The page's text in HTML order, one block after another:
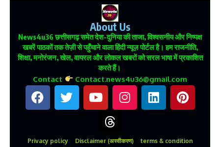
About Us
News4u36छत्तीसगढ़ समेत देश-दुनिया की ताजा, विश्वसनीय और निष्पक्ष
खबरें पाठकों तक तेज़ी से पहुँचाने वाला हिंदी न्यूज़ पोर्टल है। हम राजनीति,
शिक्षा, मनोरंजन, खेल, वायरल और लोकल खबरों को सरल भाषा में प्रकाशित
करते हैं।
Contact Contact.news4u36@gmail.com
Privacy policy Disclaimer (अस्वीकरण) terms & condition